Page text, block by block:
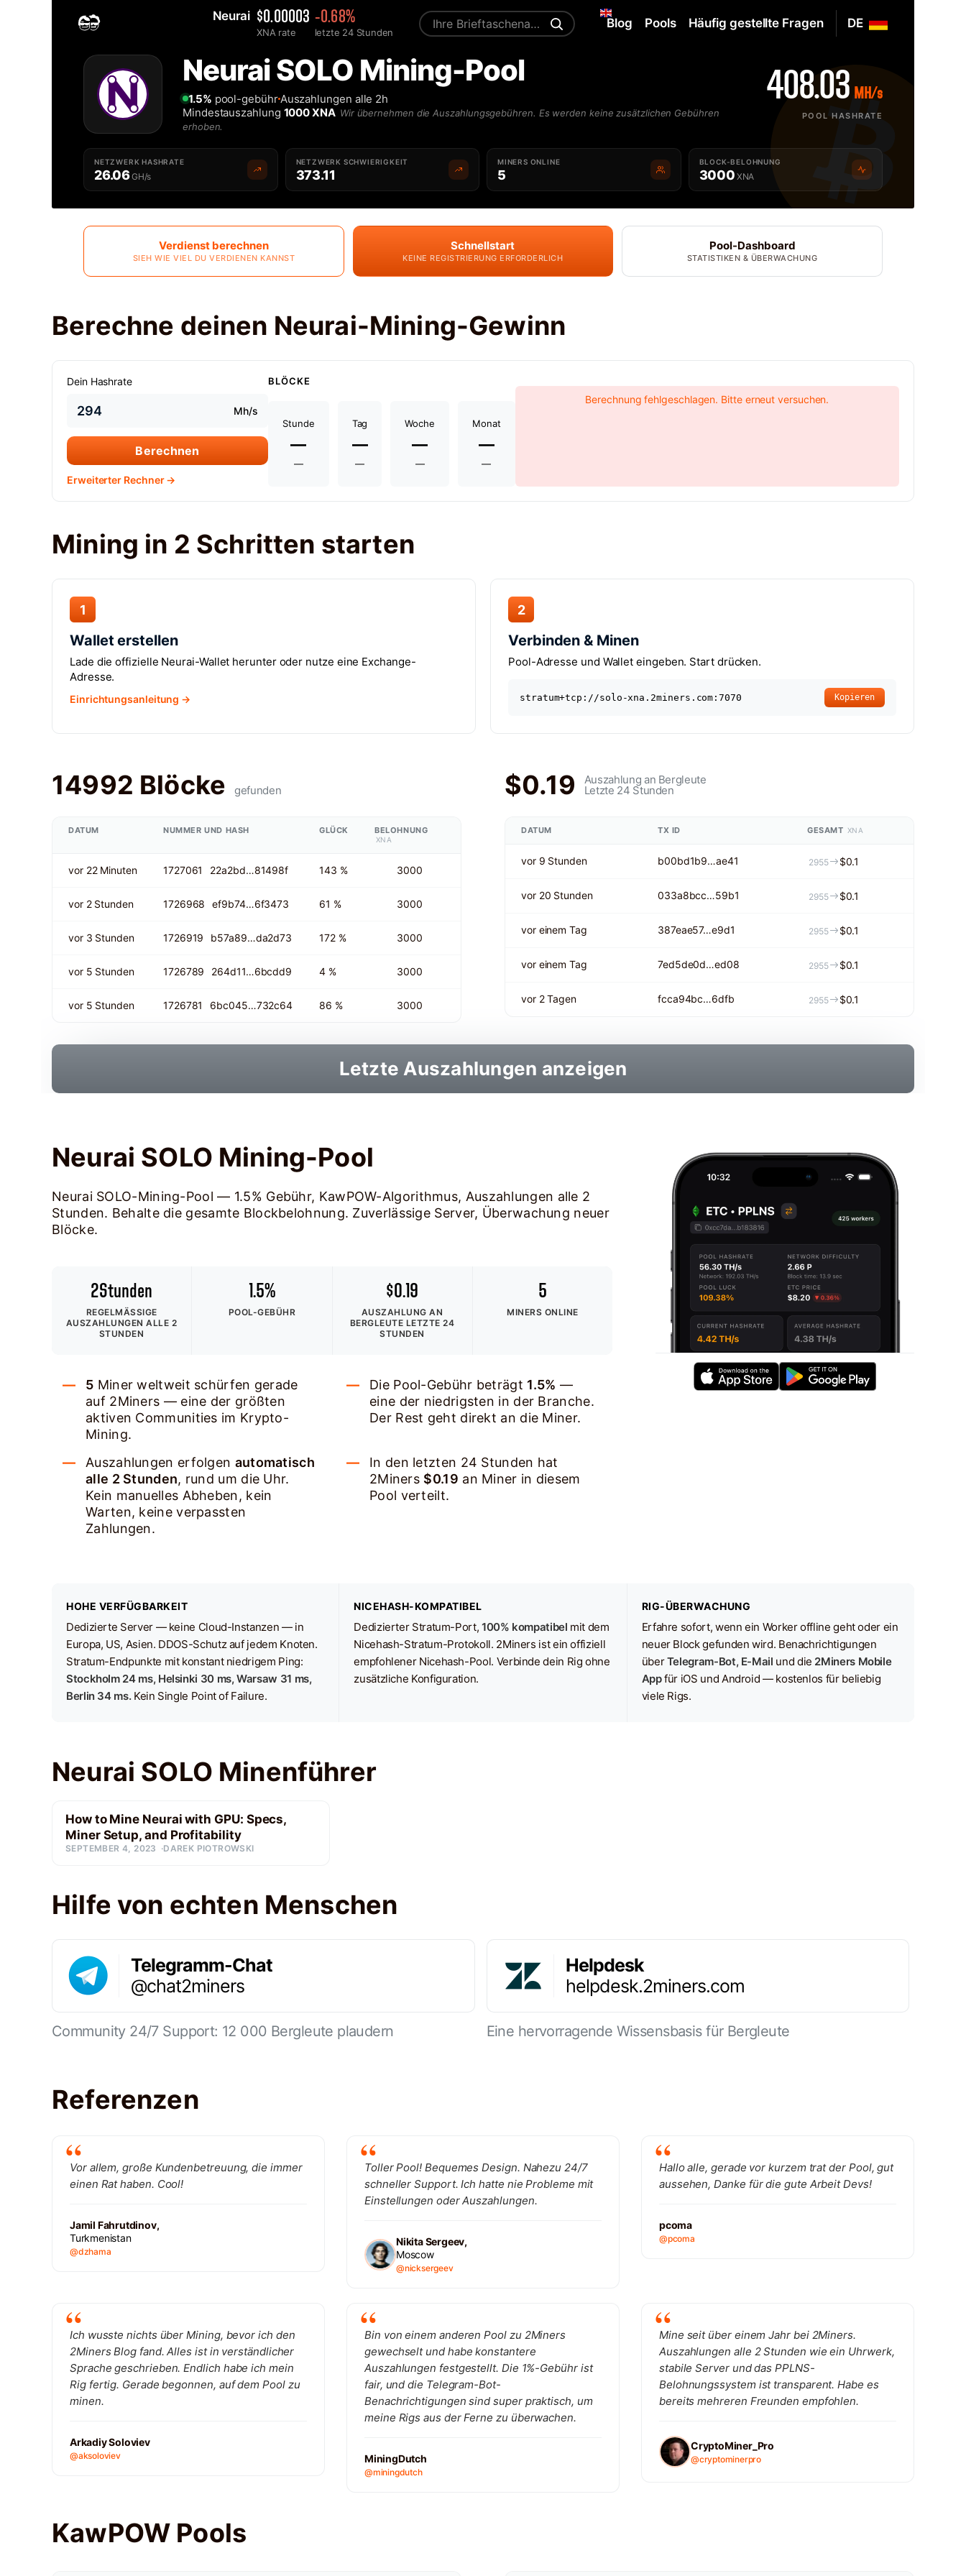
2MINERS.COM
Neurai $0.00003
XNA rate
-0.68%
letzte 24 Stunden
DE
Blog Pools Häufig gestellte Fragen
Solo Neurai XNA Mining-Pool - 2MinersNeurai SOLO Mining-Pool
1.5% pool-gebührAuszahlungen alle 2h
Mindestauszahlung 1000 XNA Wir übernehmen die Auszahlungsgebühren. Es werden keine zusätzlichen Gebühren
erhoben.
408.03 MH/s
POOL HASHRATE
NETZWERK HASHRATE
26.06GH/s
NETZWERK SCHWIERIGKEIT
373.11
MINERS ONLINE
5
BLOCK-BELOHNUNG
3000 XNA
Verdienst berechnen
SIEH WIE VIEL DU VERDIENEN KANNST
Schnellstart
KEINE REGISTRIERUNG ERFORDERLICH
Pool-Dashboard
STATISTIKEN & ÜBERWACHUNG
Berechne deinen Neurai-Mining-Gewinn
Dein Hashrate
Mh/s
Berechnen
Erweiterter Rechner →
BLÖCKE
Stunde
—
—
Tag
—
—
Woche
—
—
Monat
—
—
Berechnung fehlgeschlagen. Bitte erneut versuchen.
Mining in 2 Schritten starten
1
Wallet erstellen
Lade die offizielle Neurai-Wallet herunter oder nutze eine Exchange-
Adresse.
Einrichtungsanleitung →
2
Verbinden & Minen
Pool-Adresse und Wallet eingeben. Start drücken.
stratum+tcp://solo-xna.2miners.com:7070 Kopieren
14992 Blöcke gefunden
DATUM NUMMER UND HASH GLÜCK BELOHNUNG
XNA
vor 22 Minuten 1727061 22a2bd…81498f 143 % 3000
vor 2 Stunden 1726968 ef9b74…6f3473 61 % 3000
vor 3 Stunden 1726919 b57a89…da2d73 172 % 3000
vor 5 Stunden 1726789 264d11…6bcdd9 4 % 3000
vor 5 Stunden 1726781 6bc045…732c64 86 % 3000
$0.19 Auszahlung an Bergleute
Letzte 24 Stunden
DATUM TX ID GESAMT XNA
vor 9 Stunden b00bd1b9…ae41 2955 $0.1
vor 20 Stunden 033a8bcc…59b1 2955 $0.1
vor einem Tag 387eae57…e9d1 2955 $0.1
vor einem Tag 7ed5de0d…ed08 2955 $0.1
vor 2 Tagen fcca94bc…6dfb 2955 $0.1
Letzte Auszahlungen anzeigen
Neurai SOLO Mining-Pool
Neurai SOLO-Mining-Pool — 1.5% Gebühr, KawPOW-Algorithmus, Auszahlungen alle 2
Stunden. Behalte die gesamte Blockbelohnung. Zuverlässige Server, Überwachung neuer
Blöcke.
2Stunden
REGELMÄSSIGE A
USZAHLUNGEN ALLE 2 S
TUNDEN
1.5%
POOL-GEBÜHR
$0.19
AUSZAHLUNG AN
BERGLEUTE LETZTE 24
STUNDEN
5
MINERS ONLINE
5 Miner weltweit schürfen gerade
auf 2Miners — eine der größten
aktiven Communities im Krypto-
Mining.
Die Pool-Gebühr beträgt 1.5% —
eine der niedrigsten in der Branche.
Der Rest geht direkt an die Miner.
Auszahlungen erfolgen automatisch
alle 2 Stunden, rund um die Uhr.
Kein manuelles Abheben, kein
Warten, keine verpassten
Zahlungen.
In den letzten 24 Stunden hat
2Miners $0.19 an Miner in diesem
Pool verteilt.
HOHE VERFÜGBARKEIT
Dedizierte Server — keine Cloud-Instanzen — in
Europa, US, Asien. DDOS-Schutz auf jedem Knoten.
Stratum-Endpunkte mit konstant niedrigem Ping:
Stockholm 24 ms, Helsinki 30 ms, Warsaw 31 ms,
Berlin 34 ms.Kein Single Point of Failure.
NICEHASH-KOMPATIBEL
Dedizierter Stratum-Port, 100% kompatibel mit dem
Nicehash-Stratum-Protokoll. 2Miners ist ein offiziell
empfohlener Nicehash-Pool. Verbinde dein Rig ohne
zusätzliche Konfiguration.
RIG-ÜBERWACHUNG
Erfahre sofort, wenn ein Worker offline geht oder ein
neuer Block gefunden wird. Benachrichtigungen
überTelegram-Bot, E-Mail und die 2Miners Mobile
Appfür iOS und Android — kostenlos für beliebig
viele Rigs.
Neurai SOLO Minenführer
How to Mine Neurai with GPU: Specs,
Miner Setup, and Profitability
SEPTEMBER 4, 2023 DAREK PIOTROWSKI
Hilfe von echten Menschen
Telegramm-Chat
@chat2miners
Community 24/7 Support: 12 000 Bergleute plaudern
Helpdesk
helpdesk.2miners.com
Eine hervorragende Wissensbasis für Bergleute
Referenzen
Vor allem, große Kundenbetreuung, die immer
einen Rat haben. Cool!
Jamil Fahrutdinov,
Turkmenistan
@dzhama
Toller Pool! Bequemes Design. Nahezu 24/7
schneller Support. Ich hatte nie Probleme mit
Einstellungen oder Auszahlungen.
Nikita Sergeev,
Moscow
@nicksergeev
Hallo alle, gerade vor kurzem trat der Pool, gut
aussehen, Danke für die gute Arbeit Devs!
pcoma
@pcoma
Ich wusste nichts über Mining, bevor ich den
2Miners Blog fand. Alles ist in verständlicher
Sprache geschrieben. Endlich habe ich mein
Rig fertig. Gerade begonnen, auf dem Pool zu
minen.
Arkadiy Soloviev
@aksoloviev
Bin von einem anderen Pool zu 2Miners
gewechselt und habe konstantere
Auszahlungen festgestellt. Die 1%-Gebühr ist
fair, und die Telegram-Bot-
Benachrichtigungen sind super praktisch, um
meine Rigs aus der Ferne zu überwachen.
MiningDutch
@miningdutch
Mine seit über einem Jahr bei 2Miners.
Auszahlungen alle 2 Stunden wie ein Uhrwerk,
stabile Server und das PPLNS-
Belohnungssystem ist transparent. Habe es
bereits mehreren Freunden empfohlen.
CryptoMiner_Pro
@cryptominerpro
KawPOW Pools